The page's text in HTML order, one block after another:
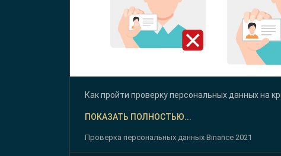
Как пройти проверку персональных данных на
ПОКАЗАТЬ ПОЛНОСТЬЮ...
Проверка персональных данных Binance 2021